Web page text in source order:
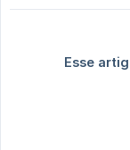
Esse